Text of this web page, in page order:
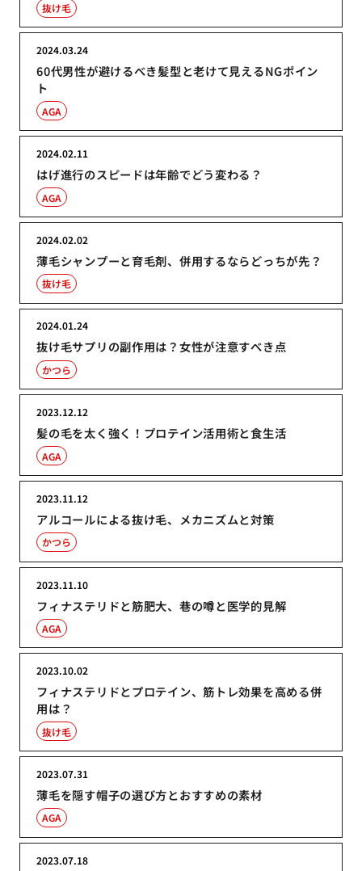
抜け毛
60代男性が避けるべき髪型と老けて見えるNGポイン
ト
2024.03.24
AGA
はげ進行のスピードは年齢でどう変わる？
2024.02.11
AGA
薄毛シャンプーと育毛剤、併用するならどっちが先？
2024.02.02
抜け毛
抜け毛サプリの副作用は？女性が注意すべき点
2024.01.24
かつら
髪の毛を太く強く！プロテイン活用術と食生活
2023.12.12
AGA
アルコールによる抜け毛、メカニズムと対策
2023.11.12
かつら
フィナステリドと筋肥大、巷の噂と医学的見解
2023.11.10
AGA
フィナステリドとプロテイン、筋トレ効果を高める併
用は？
2023.10.02
抜け毛
薄毛を隠す帽子の選び方とおすすめの素材
2023.07.31
AGA
2023.07.18